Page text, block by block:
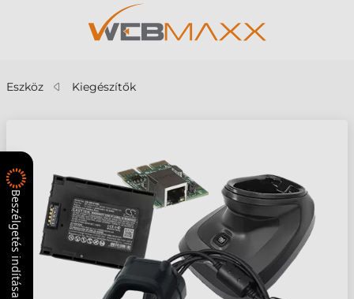
Eszköz Kiegészítők
Beszélgetés indítása